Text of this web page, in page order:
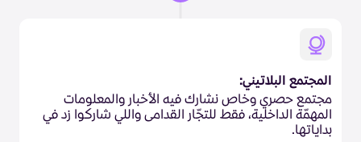
المجتمع البلاتيني:
مجتمع حصري وخاص نشارك فيه الأخبار والمعلومات
المهمّة الداخلية، فقط للتجّار القدامى واللي شاركوا زد في
بداياتها.